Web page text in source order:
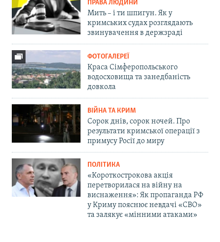
ПРАВА ЛЮДИНИ
Мить – і ти шпигун. Як у
кримських судах розглядають
звинувачення в держзраді
ФОТОГАЛЕРЕЇ
Краса Сімферопольського
водосховища та занедбаність
довкола
ВІЙНА ТА КРИМ
Сорок днів, сорок ночей. Про
результати кримської операції з
примусу Росії до миру
ПОЛІТИКА
«Короткострокова акція
перетворилася на війну на
виснаження»: Як пропаганда РФ
у Криму пояснює невдачі «СВО»
та залякує «мінними атаками»